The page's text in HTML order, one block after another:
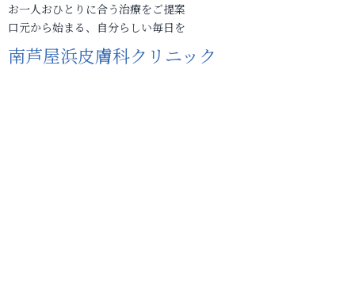
お一人おひとりに合う治療をご提案
口元から始まる、自分らしい毎日を
南芦屋浜皮膚科クリニック